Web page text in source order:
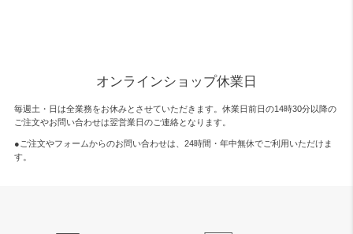
オンラインショップ休業日
毎週土・日は全業務をお休みとさせていただきます。休業日前日の14時30分以降の
ご注文やお問い合わせは翌営業日のご連絡となります。
●ご注文やフォームからのお問い合わせは、 24時間・年中無休でご利用いただけま
す。